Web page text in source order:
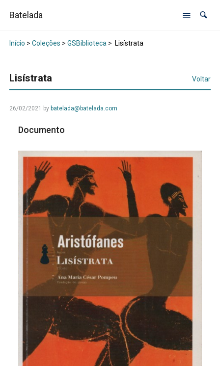
Batelada
Início > Coleções > GSBiblioteca> Lisístrata
Lisístrata Voltar
26/02/2021 by batelada@batelada.com
Documento